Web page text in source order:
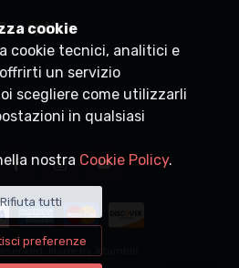
05830520960
+39 0200704272
Made by
cookie
cookie tecnici, analitici e
un servizio
scegliere come utilizzarli
in qualsiasi
nostra Cookie Policy.
Rifiuta tutti
preferenze